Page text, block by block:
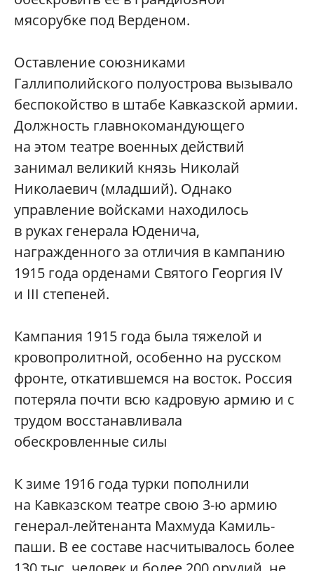
мясорубке под Верденом.
Оставление союзниками
Галлиполийского полуострова вызывало
беспокойство в штабе Кавказской армии.
Должность главнокомандующего
на этом театре военных действий
занимал великий князь Николай
Николаевич (младший). Однако
управление войсками находилось
в руках генерала Юденича,
награжденного за отличия в кампанию
1915 года орденами Святого Георгия IV
и III степеней.
Кампания 1915 года была тяжелой и
кровопролитной, особенно на русском
фронте, откатившемся на восток. Россия
потеряла почти всю кадровую армию и с
трудом восстанавливала
обескровленные силы
К зиме 1916 года турки пополнили
на Кавказском театре свою 3-ю армию
генерал-лейтенанта Махмуда Камиль-
паши. В ее составе насчитывалось более